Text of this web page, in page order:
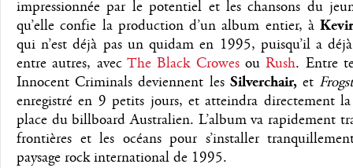
impressionnée par le potentiel et les chansons du
qu’elle confie la production d’un album entier, à
qui n’est déjà pas un quidam en 1995, puisqu’il a
entre autres, avecThe Black CrowesouRush. Entre
Innocent Criminals deviennent les Silverchair,et
enregistré en 9 petits jours, et atteindra directement
place du billboard Australien. L’album va rapidement
frontières et les océans pour s’installer
paysage rock international de 1995.